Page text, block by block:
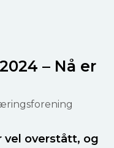
– Nå er
vel overstått, og